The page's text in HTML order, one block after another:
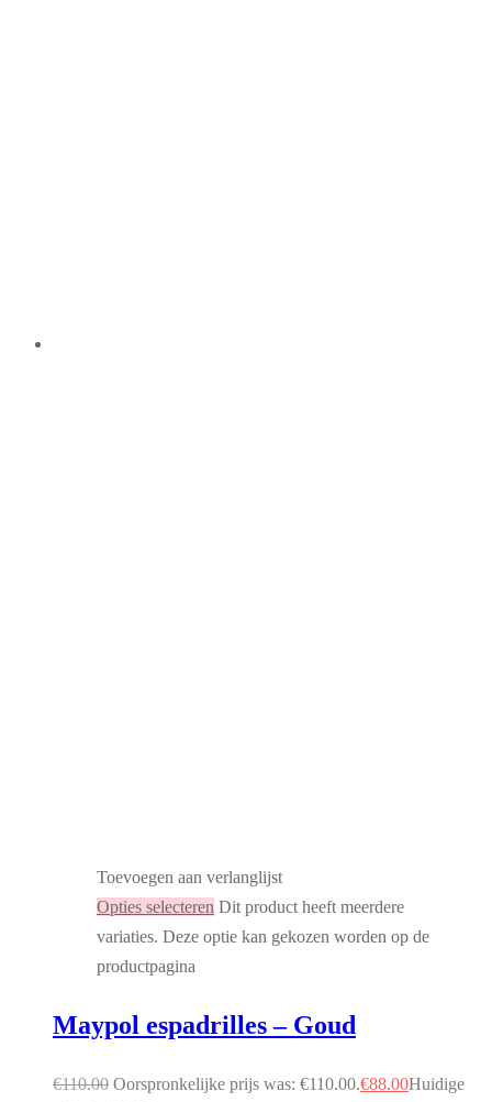
Toevoegen aan verlanglijst
Opties selecteren Dit product heeft meerdere
variaties. Deze optie kan gekozen worden op de
productpagina
Maypol espadrilles – Goud
€110.00 Oorspronkelijke prijs was: €110.00.€88.00Huidige